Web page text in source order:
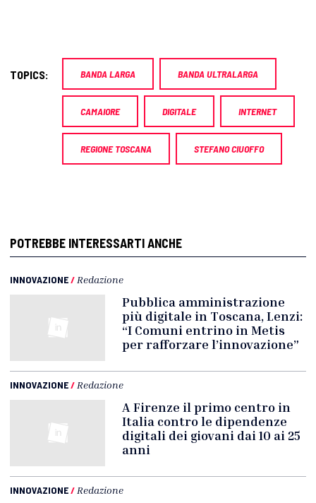
TOPICS: BANDA LARGA BANDA ULTRALARGA
CAMAIORE DIGITALE INTERNET
REGIONE TOSCANA STEFANO CIUOFFO
POTREBBE INTERESSARTI ANCHE
INNOVAZIONE/ Redazione
Pubblica amministrazione
più digitale in Toscana, Lenzi:
“I Comuni entrino in Metis
per rafforzare l’innovazione”
INNOVAZIONE/ Redazione
A Firenze il primo centro in
Italia contro le dipendenze
digitali dei giovani dai 10 ai 25
anni
INNOVAZIONE/ Redazione